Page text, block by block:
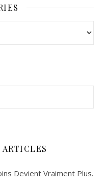
Devient Vraiment Plus.